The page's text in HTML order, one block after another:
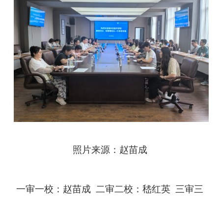
照片来源：赵苗成
一审一校：赵苗成 二审二校：嵇红英 三审三